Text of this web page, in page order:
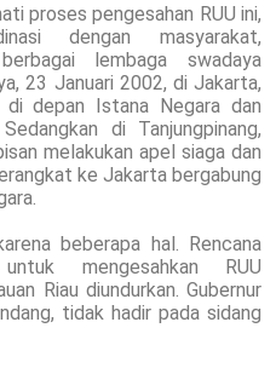
proses pengesahan RUU ini,
dengan masyarakat,
lembaga swadaya
23 Januari 2002, di Jakarta,
di depan Istana Negara dan
di Tanjungpinang,
melakukan apel siaga dan
ke Jakarta bergabung
beberapa hal. Rencana
mengesahkan RUU
Riau diundurkan. Gubernur
tidak hadir pada sidang